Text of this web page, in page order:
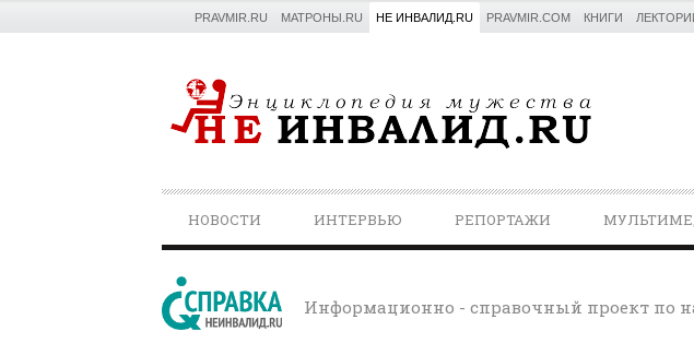
PRAVMIR.RU МАТРОНЫ.RU НЕ ИНВАЛИД.RU PRAVMIR.COM КНИГИ
NAVIGATION
НОВОСТИ ИНТЕРВЬЮ РЕПОРТАЖИ
Информационно - справочный проект по